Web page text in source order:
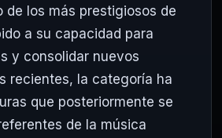
de los más prestigiosos de
a su capacidad para
y consolidar nuevos
recientes, la categoría ha
que posteriormente se
de la música